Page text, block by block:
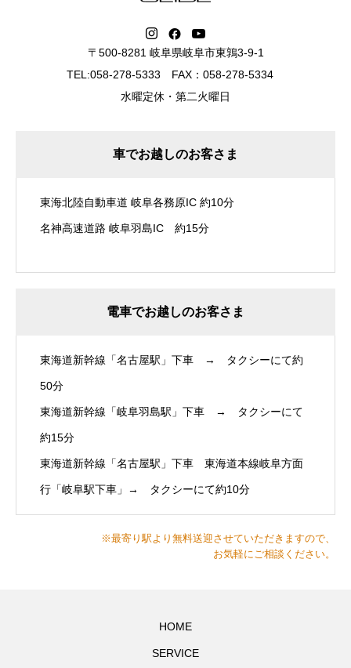
〒500-8281 岐阜県岐阜市東鶉3-9-1
TEL:058-278-5333 FAX：058-278-5334
水曜定休・第二火曜日
車でお越しのお客さま
東海北陸自動車道 岐阜各務原IC 約10分
名神高速道路 岐阜羽島IC 約15分
電車でお越しのお客さま
東海道新幹線「名古屋駅」下車 → タクシーにて約
50分
東海道新幹線「岐阜羽島駅」下車 → タクシーにて
約15分
東海道新幹線「名古屋駅」下車 東海道本線岐阜方面
行「岐阜駅下車」→ タクシーにて約10分
※最寄り駅より無料送迎させていただきますので、
お気軽にご相談ください。
HOME
SERVICE